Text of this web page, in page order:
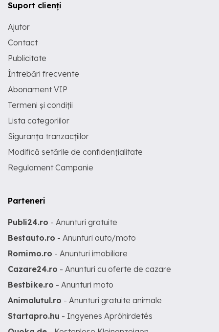
Suport clienți
Ajutor
Contact
Publicitate
Întrebări frecvente
Abonament VIP
Termeni și condiții
Lista categoriilor
Siguranța tranzacțiilor
Modifică setările de confidențialitate
Regulament Campanie
Parteneri
Publi24.ro - Anunturi gratuite
Bestauto.ro - Anunturi auto/moto
Romimo.ro - Anunturi imobiliare
Cazare24.ro - Anunturi cu oferte de cazare
Bestbike.ro - Anunturi moto
Animalutul.ro - Anunturi gratuite animale
Startapro.hu - Ingyenes Apróhirdetés